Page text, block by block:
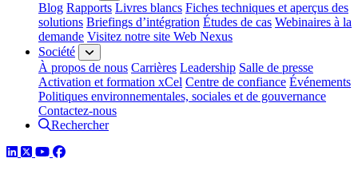
Blog Rapports Livres blancs Fiches techniques et aperçus des
solutions Briefings d’intégration Études de cas Webinaires à la
demande Visitez notre site Web Nexus
Société
À propos de nous Carrières Leadership Salle de presse
Activation et formation xCel Centre de confiance Événements
Politiques environnementales, sociales et de gouvernance
Contactez-nous
Rechercher
LinkedIn
TwitterYouTube
Facebook